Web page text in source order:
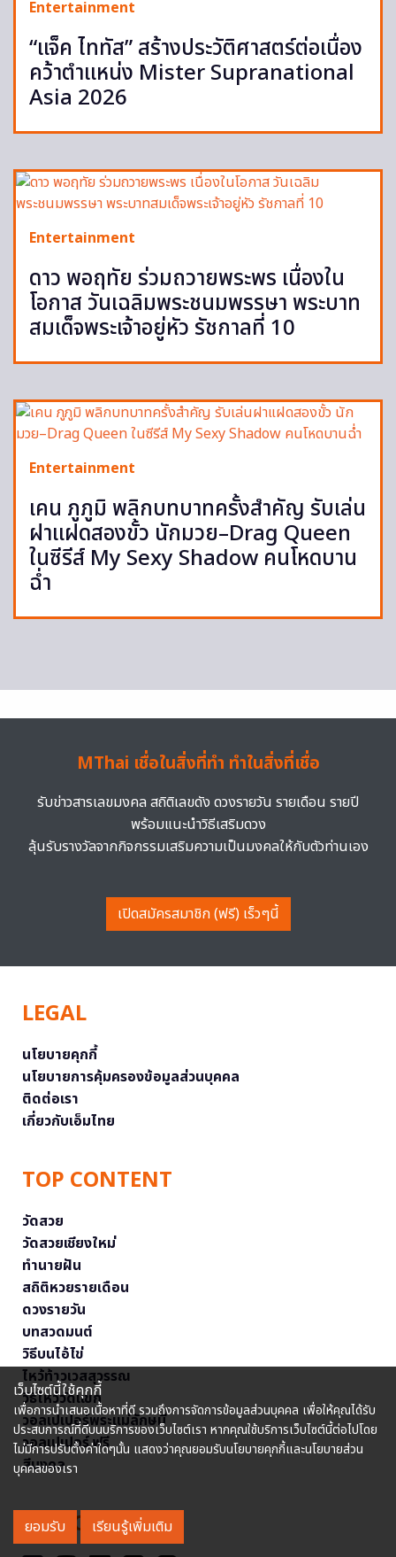
Entertainment
“แจ็ค ไททัส” สร้างประวัติศาสตร์ต่อเนื่อง
คว้าตำแหน่ง Mister Supranational
Asia 2026
Entertainment
ดาว พอฤทัย ร่วมถวายพระพร เนื่องใน
โอกาส วันเฉลิมพระชนมพรรษา พระบาท
สมเด็จพระเจ้าอยู่หัว รัชกาลที่ 10
Entertainment
เคน ภูภูมิ พลิกบทบาทครั้งสำคัญ รับเล่น
ฝาแฝดสองขั้ว นักมวย–Drag Queen
ในซีรีส์ My Sexy Shadow คนโหดบาน
ฉ่ำ
MThai เชื่อในสิ่งที่ทำ ทำในสิ่งที่เชื่อ
รับข่าวสารเลขมงคล สถิติเลขดัง ดวงรายวัน รายเดือน รายปี
พร้อมแนะนำวิธีเสริมดวง
ลุ้นรับรางวัลจากกิจกรรมเสริมความเป็นมงคลให้กับตัวท่านเอง
เปิดสมัครสมาชิก (ฟรี) เร็วๆนี้
LEGAL
นโยบายคุกกี้
นโยบายการคุ้มครองข้อมูลส่วนบุคคล
ติดต่อเรา
เกี่ยวกับเอ็มไทย
TOP CONTENT
วัดสวย
วัดสวยเชียงใหม่
ทำนายฝัน
สถิติหวยรายเดือน
ดวงรายวัน
บทสวดมนต์
วิธีบนไอ้ไข่
ไหว้ท้าวเวสสุวรรณ
วิธีไหว้วัดแขก
วอลเปเปอร์พระแม่ลักษมี
วอลเปเปอร์ ฟรี
สีมงคล
FOLLOW US
เว็บไซต์นี้ใช้คุกกี้
เพื่อการนำเสนอเนื้อหาที่ดี รวมถึงการจัดการข้อมูลส่วนบุคคล เพื่อให้คุณได้รับ
ประสบการณ์ที่ดีบนบริการของเว็บไซต์เรา หากคุณใช้บริการเว็บไซต์นี้ต่อไปโดย
ไม่มีการปรับตั้งค่าใดๆนั้น แสดงว่าคุณยอมรับนโยบายคุกกี้และนโยบายส่วน
บุคคลของเรา
ยอมรับ เรียนรู้เพิ่มเติม